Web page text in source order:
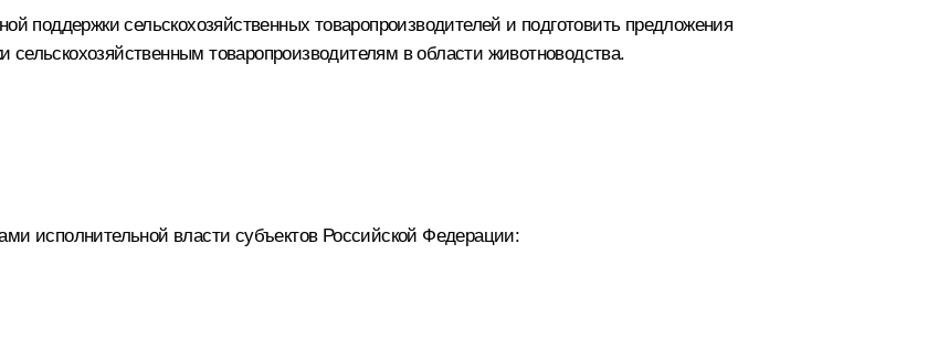
поддержки сельскохозяйственных товаропроизводителей и подготовить предложения
товаропроизводителям в области животноводства.
исполнительной власти субъектов Российской Федерации: